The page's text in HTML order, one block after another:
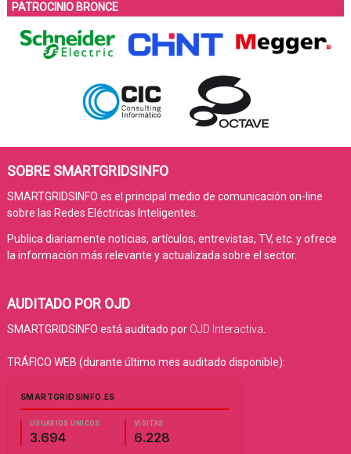
PATROCINIO BRONCE
SOBRE SMARTGRIDSINFO
SMARTGRIDSINFO es el principal medio de comunicación on-line
sobre las Redes Eléctricas Inteligentes.
Publica diariamente noticias, artículos, entrevistas, TV, etc. y ofrece
la información más relevante y actualizada sobre el sector.
AUDITADO POR OJD
SMARTGRIDSINFO está auditado por OJD Interactiva
TRÁFICO WEB (durante último mes auditado disponible):